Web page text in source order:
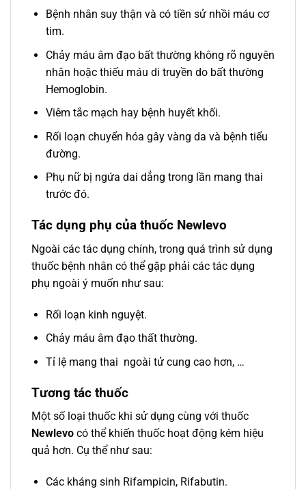
Bệnh nhân suy thận và có tiền sử nhồi máu cơ
tim.
Chảy máu âm đạo bất thường không rõ nguyên
nhân hoặc thiếu máu di truyền do bất thường
Hemoglobin.
Viêm tắc mạch hay bệnh huyết khối.
Rối loạn chuyển hóa gây vàng da và bệnh tiểu
đường.
Phụ nữ bị ngứa dai dẳng trong lần mang thai
trước đó.
Tác dụng phụ của thuốc Newlevo
Ngoài các tác dụng chính, trong quá trình sử dụng
thuốc bệnh nhân có thể gặp phải các tác dụng
phụ ngoài ý muốn như sau:
Rối loạn kinh nguyệt.
Chảy máu âm đạo thất thường.
Tỉ lệ mang thai ngoài tử cung cao hơn, …
Tương tác thuốc
Một số loại thuốc khi sử dụng cùng với thuốc
Newlevo có thể khiến thuốc hoạt động kém hiệu
quả hơn. Cụ thể như sau:
Các kháng sinh Rifampicin, Rifabutin.